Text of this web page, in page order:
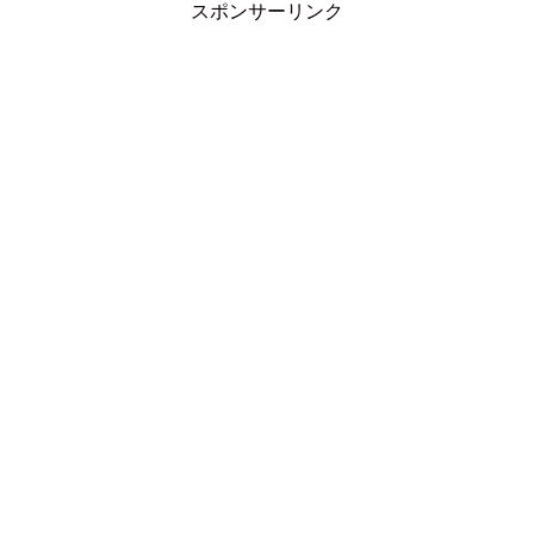
スポンサーリンク